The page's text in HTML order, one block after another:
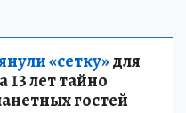
«сетку»для
лет тайно
гостей